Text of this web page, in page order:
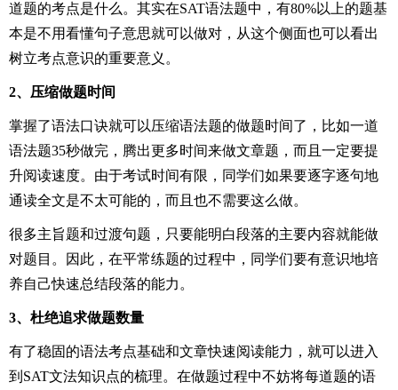
道题的考点是什么。其实在SAT语法题中，有80%以上的题基
本是不用看懂句子意思就可以做对，从这个侧面也可以看出
树立考点意识的重要意义。
2、压缩做题时间
掌握了语法口诀就可以压缩语法题的做题时间了，比如一道
语法题35秒做完，腾出更多时间来做文章题，而且一定要提
升阅读速度。由于考试时间有限，同学们如果要逐字逐句地
通读全文是不太可能的，而且也不需要这么做。
很多主旨题和过渡句题，只要能明白段落的主要内容就能做
对题目。因此，在平常练题的过程中，同学们要有意识地培
养自己快速总结段落的能力。
3、杜绝追求做题数量
有了稳固的语法考点基础和文章快速阅读能力，就可以进入
到SAT文法知识点的梳理。在做题过程中不妨将每道题的语